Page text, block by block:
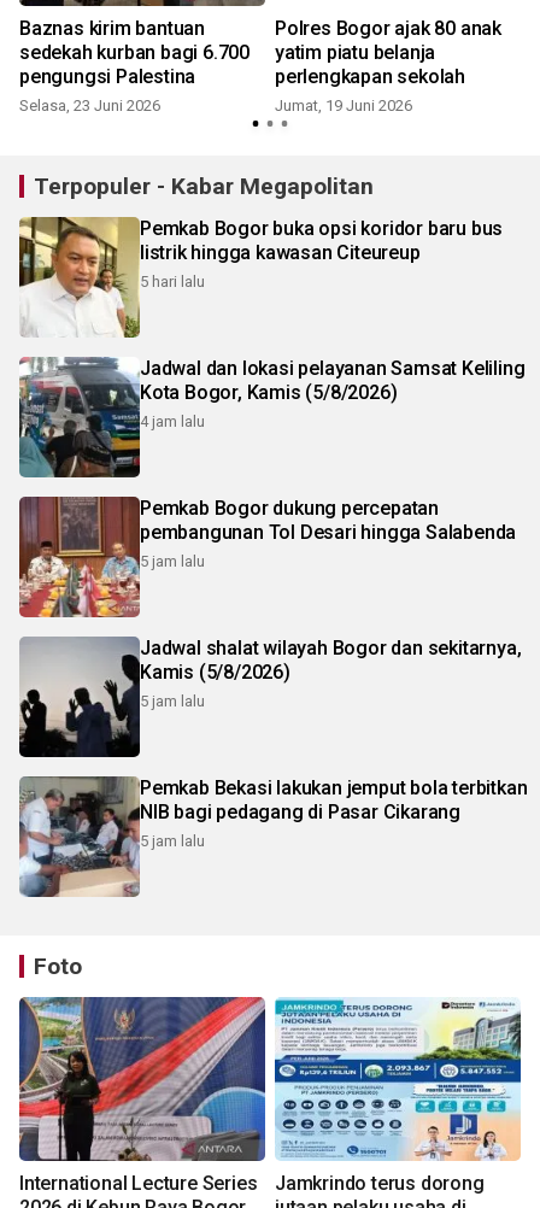
Baznas kirim bantuan
sedekah kurban bagi 6.700
pengungsi Palestina
Selasa, 23 Juni 2026
Polres Bogor ajak 80 anak
yatim piatu belanja
perlengkapan sekolah
Jumat, 19 Juni 2026
Terpopuler - Kabar Megapolitan
Pemkab Bogor buka opsi koridor baru bus
listrik hingga kawasan Citeureup
5 hari lalu
Jadwal dan lokasi pelayanan Samsat Keliling
Kota Bogor, Kamis (5/8/2026)
4 jam lalu
Pemkab Bogor dukung percepatan
pembangunan Tol Desari hingga Salabenda
5 jam lalu
Jadwal shalat wilayah Bogor dan sekitarnya,
Kamis (5/8/2026)
5 jam lalu
Pemkab Bekasi lakukan jemput bola terbitkan
NIB bagi pedagang di Pasar Cikarang
5 jam lalu
Foto
International Lecture Series
Jamkrindo terus dorong